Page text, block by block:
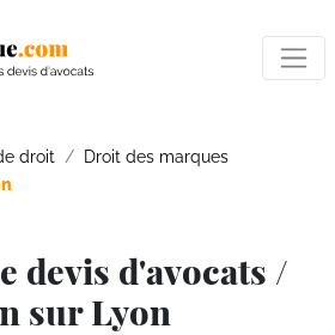
droit
Droit des marques
devis d'avocats /
sur Lyon